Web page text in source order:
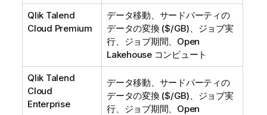
Qlik Talend
Cloud Premium
データ移動、サードパーティの
データの変換 ($/GB)、ジョブ実
行、ジョブ期間、Open
Lakehouse コンピュート
Qlik Talend
Cloud
Enterprise
データ移動、サードパーティの
データの変換 ($/GB)、ジョブ実
行、ジョブ期間、Open